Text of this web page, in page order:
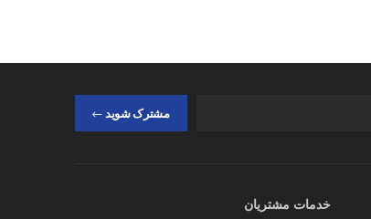
مشترک شوید
خدمات مشتریان